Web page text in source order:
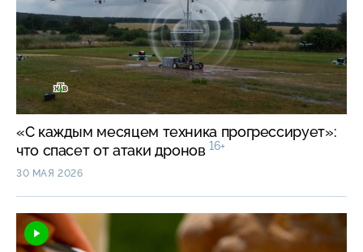
«С каждым месяцем техника прогрессирует»:
что спасет от атаки дронов 16+
30 МАЯ 2026